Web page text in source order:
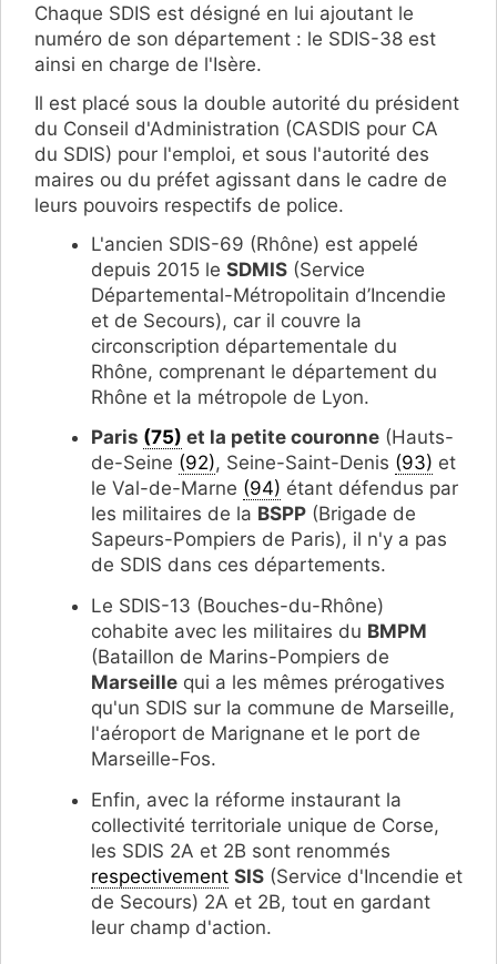
Chaque SDIS est désigné en lui ajoutant le
numéro de son département : le SDIS-38 est
ainsi en charge de l'Isère.
Il est placé sous la double autorité du président
du Conseil d'Administration (CASDIS pour CA
du SDIS) pour l'emploi, et sous l'autorité des
maires ou du préfet agissant dans le cadre de
leurs pouvoirs respectifs de police.
L'ancien SDIS-69 (Rhône) est appelé
depuis 2015 le SDMIS (Service
Départemental-Métropolitain d’Incendie
et de Secours), car il couvre la
circonscription départementale du
Rhône, comprenant le département du
Rhône et la métropole de Lyon.
Paris (75) et la petite couronne (Hauts-
de-Seine (92), Seine-Saint-Denis (93) et
le Val-de-Marne (94) étant défendus par
les militaires de la BSPP (Brigade de
Sapeurs-Pompiers de Paris), il n'y a pas
de SDIS dans ces départements.
Le SDIS-13 (Bouches-du-Rhône)
cohabite avec les militaires du BMPM
(Bataillon de Marins-Pompiers de
Marseille qui a les mêmes prérogatives
qu'un SDIS sur la commune de Marseille,
l'aéroport de Marignane et le port de
Marseille-Fos.
Enfin, avec la réforme instaurant la
collectivité territoriale unique de Corse,
les SDIS 2A et 2B sont renommés
respectivement SIS (Service d'Incendie et
de Secours) 2A et 2B, tout en gardant
leur champ d'action.